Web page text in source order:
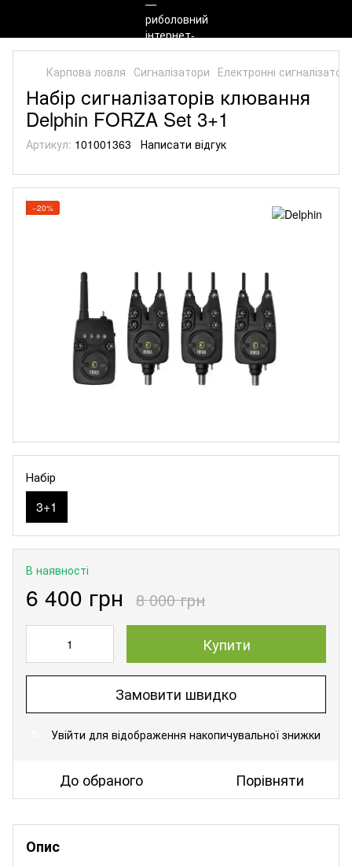
Карпова ловля Сигналізатори Електронні
Набір сигналізаторів клювання
Delphin FORZA Set 3+1
Артикул: 101001363 Написати відгук
−20%
Набір
3+1
В наявності
6 400 грн 8 000 грн
Купити
Замовити швидко
Увійти для відображення накопичувальної знижки
До обраного Порівняти
Опис